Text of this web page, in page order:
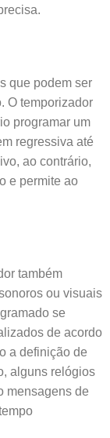
que podem ser
O temporizador
programar um
regressiva até
ao contrário,
e permite ao
também
ou visuais
se
de acordo
a definição de
alguns relógios
mensagens de